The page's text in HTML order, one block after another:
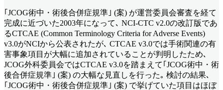
｢JCOG術中・術後合併症規準｣ (案) が運営委員会審査を経て
完成に近づいた2003年になって､ NCI-CTC v2.0の改訂版であ
るCTCAE (Common Terminology Criteria for Adverse Events)
v3.0がNCIから公表されたが､ CTCAE v3.0では手術関連の有
害事象項目が大幅に追加されていることが判明したため､
JCOG外科委員会ではCTCAE v3.0を踏まえて｢JCOG術中・術
後合併症規準｣ (案) の大幅な見直しを行った｡ 検討の結果､
｢JCOG術中・術後合併症規準｣ (案) で挙げていた項目はほぼ